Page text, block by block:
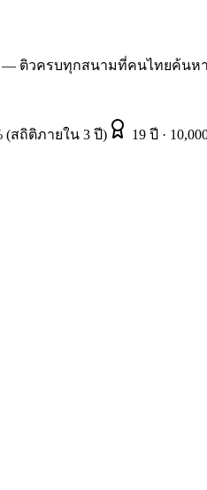
ติวครบทุกสนามที่คนไทยค้นห
(สถิติภายใน 3 ปี) 19 ปี ·